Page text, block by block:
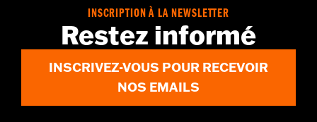
2 year limited warranty – Go towww.h-
d.com/warranty
for full details
Straight
INSCRIPTION À LA NEWSLETTER
Restez informé
INSCRIVEZ-VOUS POUR RECEVOIR
NOS EMAILS